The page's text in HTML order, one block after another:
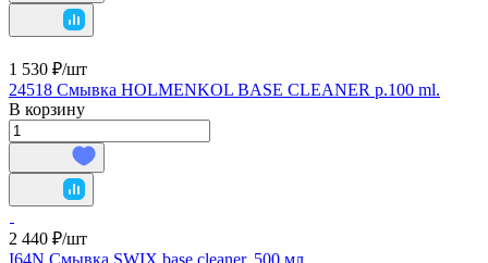
1 530 ₽/шт
24518 Смывка HOLMENKOL BASE CLEANER р.100 ml.
В корзину
2 440 ₽/шт
I64N Смывка SWIX base cleaner, 500 мл.